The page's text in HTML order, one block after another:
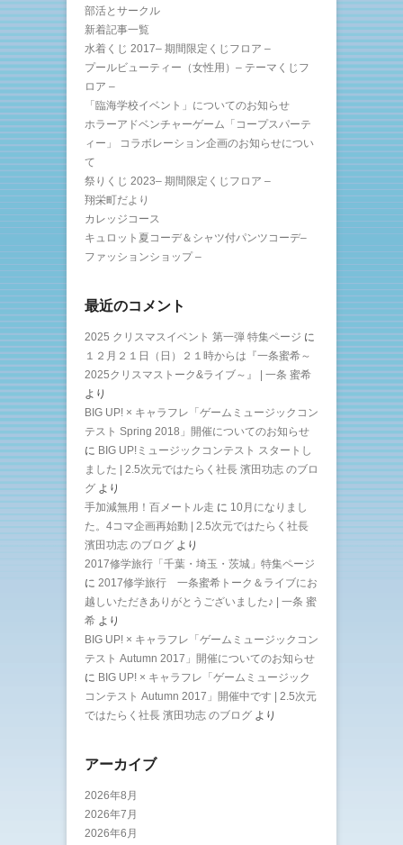
部活とサークル
新着記事一覧
水着くじ 2017– 期間限定くじフロア –
プールビューティー（女性用）– テーマくじフ
ロア –
「臨海学校イベント」についてのお知らせ
ホラーアドベンチャーゲーム「コープスパーテ
ィー」 コラボレーション企画のお知らせについ
て
祭りくじ 2023– 期間限定くじフロア –
翔栄町だより
カレッジコース
キュロット夏コーデ＆シャツ付パンツコーデ–
ファッションショップ –
最近のコメント
2025 クリスマスイベント 第一弾 特集ページ に
１２月２１日（日）２１時からは『一条蜜希～
2025クリスマストーク&ライブ～』 | 一条 蜜希
より
BIG UP! × キャラフレ「ゲームミュージックコン
テスト Spring 2018」開催についてのお知らせ
に BIG UP!ミュージックコンテスト スタートし
ました | 2.5次元ではたらく社長 濱田功志 のブロ
グ より
手加減無用！百メートル走 に 10月になりまし
た。4コマ企画再始動 | 2.5次元ではたらく社長
濱田功志 のブログ より
2017修学旅行「千葉・埼玉・茨城」特集ページ
に 2017修学旅行 一条蜜希トーク＆ライブにお
越しいただきありがとうございました♪ | 一条 蜜
希 より
BIG UP! × キャラフレ「ゲームミュージックコン
テスト Autumn 2017」開催についてのお知らせ
に BIG UP! × キャラフレ「ゲームミュージック
コンテスト Autumn 2017」開催中です | 2.5次元
ではたらく社長 濱田功志 のブログ より
アーカイブ
2026年8月
2026年7月
2026年6月